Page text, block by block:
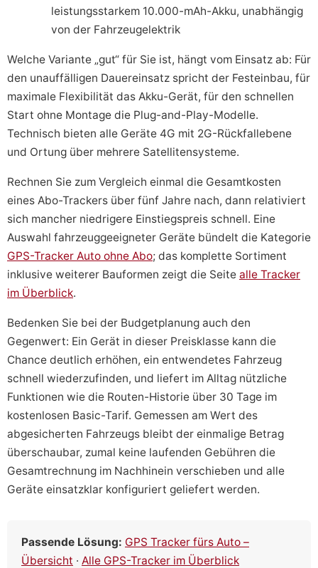
leistungsstarkem 10.000-mAh-Akku, unabhängig
von der Fahrzeugelektrik
Welche Variante „gut“ für Sie ist, hängt vom Einsatz ab: Für
den unauffälligen Dauereinsatz spricht der Festeinbau, für
maximale Flexibilität das Akku-Gerät, für den schnellen
Start ohne Montage die Plug-and-Play-Modelle.
Technisch bieten alle Geräte 4G mit 2G-Rückfallebene
und Ortung über mehrere Satellitensysteme.
Rechnen Sie zum Vergleich einmal die Gesamtkosten
eines Abo-Trackers über fünf Jahre nach, dann relativiert
sich mancher niedrigere Einstiegspreis schnell. Eine
Auswahl fahrzeuggeeigneter Geräte bündelt die Kategorie
GPS-Tracker Auto ohne Abo; das komplette Sortiment
inklusive weiterer Bauformen zeigt die Seite alle Tracker
im Überblick.
Bedenken Sie bei der Budgetplanung auch den
Gegenwert: Ein Gerät in dieser Preisklasse kann die
Chance deutlich erhöhen, ein entwendetes Fahrzeug
schnell wiederzufinden, und liefert im Alltag nützliche
Funktionen wie die Routen-Historie über 30 Tage im
kostenlosen Basic-Tarif. Gemessen am Wert des
abgesicherten Fahrzeugs bleibt der einmalige Betrag
überschaubar, zumal keine laufenden Gebühren die
Gesamtrechnung im Nachhinein verschieben und alle
Geräte einsatzklar konfiguriert geliefert werden.
Passende Lösung: GPS Tracker fürs Auto –
Übersicht · Alle GPS-Tracker im Überblick